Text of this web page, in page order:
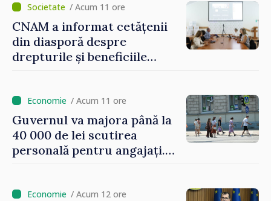
/ Acum 11 ore
CNAM a informat cetățenii
din diasporă despre
drepturile și beneficiile
/ Acum 11 ore
Guvernul va majora până la
40 000 de lei scutirea
personală pentru angajați.
oamenilor”/ Acum 12 ore